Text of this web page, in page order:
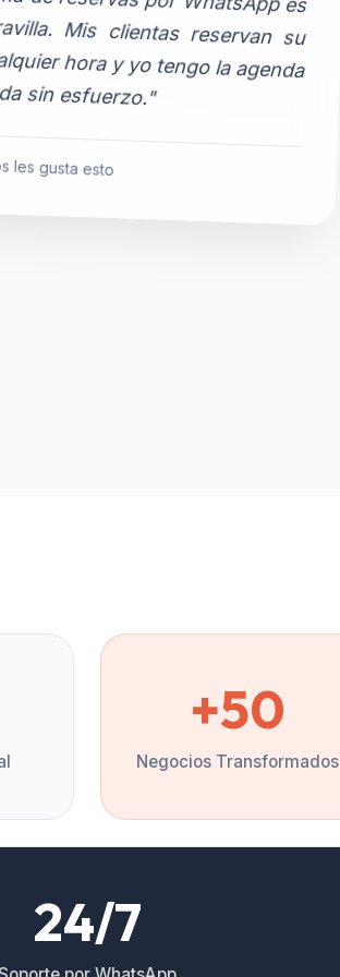
sin esfuerzo."
les gusta esto
+50
Negocios Transformados
24/7